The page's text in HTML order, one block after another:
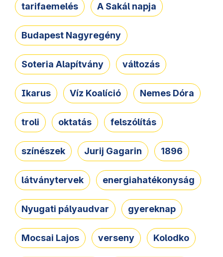
tarifaemelés A Sakál napja
Budapest Nagyregény
Soteria Alapítvány változás
Ikarus Víz Koalíció Nemes Dóra
troli oktatás felszólítás
színészek Jurij Gagarin 1896
látványtervek energiahatékonyság
Nyugati pályaudvar gyereknap
Mocsai Lajos verseny Kolodko